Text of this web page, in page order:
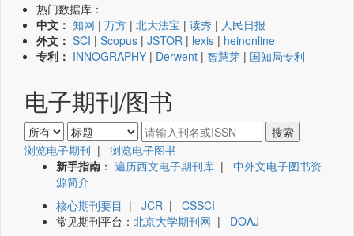
热门数据库：
中文： 知网 | 万方 | 北大法宝 | 读秀 | 人民日报
外文： SCI | Scopus | JSTOR | lexis | heinonline
专利： INNOGRAPHY | Derwent | 智慧芽 | 国知局专利
电子期刊/图书
浏览电子期刊 | 浏览电子图书
新手指南 ： 遍历西文电子期刊库 | 中外文电子图书资
源简介
核心期刊要目 | JCR | CSSCI
常见期刊平台： 北京大学期刊网 | DOAJ